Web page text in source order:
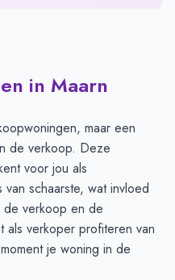
in Maarn
maar een
de verkoop. Deze
voor jou als
schaarste, wat invloed
verkoop en de
als verkoper profiteren van
je woning in de